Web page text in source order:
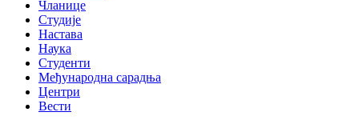
Чланице
Студије
Настава
Наука
Студенти
Међународна сарадња
Центри
Вести